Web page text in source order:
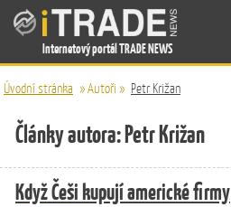
Internetový portál TRADE NEWS
Úvodní stránka »Autoři » Petr Križan
Články autora: Petr Križan
Když Češi kupují americké firmy